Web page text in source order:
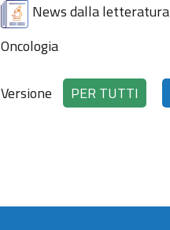
News dalla letteratura
Oncologia
Versione PER TUTTI